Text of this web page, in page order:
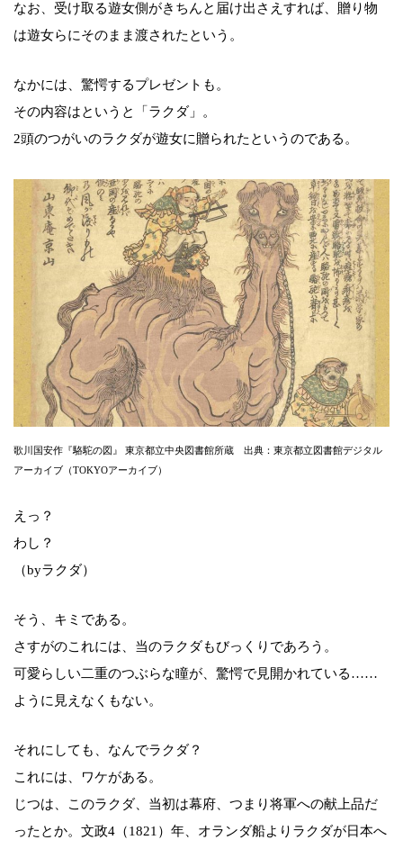
なお、受け取る遊女側がきちんと届け出さえすれば、贈り物
は遊女らにそのまま渡されたという。
なかには、驚愕するプレゼントも。
その内容はというと「ラクダ」。
2頭のつがいのラクダが遊女に贈られたというのである。
歌川国安作『駱駝の図』 東京都立中央図書館所蔵 出典：東京都立図書館デジタル
アーカイブ（TOKYOアーカイブ）
えっ？
わし？
（byラクダ）
そう、キミである。
さすがのこれには、当のラクダもびっくりであろう。
可愛らしい二重のつぶらな瞳が、驚愕で見開かれている……
ように見えなくもない。
それにしても、なんでラクダ？
これには、ワケがある。
じつは、このラクダ、当初は幕府、つまり将軍への献上品だ
ったとか。文政4（1821）年、オランダ船よりラクダが日本へ